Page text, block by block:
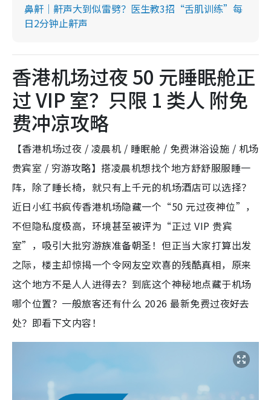
鼻鼾｜鼾声大到似雷劈？医生教3招“舌肌训练”每
日2分钟止鼾声
香港机场过夜 50 元睡眠舱正
过 VIP 室？只限 1 类人 附免
费冲凉攻略
【香港机场过夜 / 凌晨机 / 睡眠舱 / 免费淋浴设施 / 机场
贵宾室 / 穷游攻略】搭凌晨机想找个地方舒舒服服睡一
阵，除了睡长椅，就只有上千元的机场酒店可以选择？
近日小红书疯传香港机场隐藏一个“50 元过夜神位”，
不但隐私度极高，环境甚至被评为“正过 VIP 贵宾
室”，吸引大批穷游族准备朝圣！但正当大家打算出发
之际，楼主却惊揭一个令网友空欢喜的残酷真相，原来
这个地方不是人人进得去？到底这个神秘地点藏于机场
哪个位置？一般旅客还有什么 2026 最新免费过夜好去
处？即看下文内容！